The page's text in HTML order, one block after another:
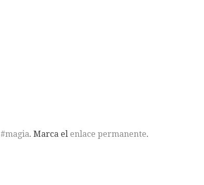
#magia. Marca el enlace permanente.